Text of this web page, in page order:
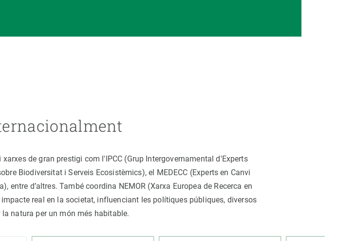
de gran prestigi com l'IPCC (Grup Intergovernamental d'Experts
Biodiversitat i Serveis Ecosistèmics), el MEDECC (Experts en Canvi
d’altres. També coordina NEMOR (Xarxa Europea de Recerca en
real en la societat, influenciant les polítiques públiques, diversos
natura per un món més habitable.